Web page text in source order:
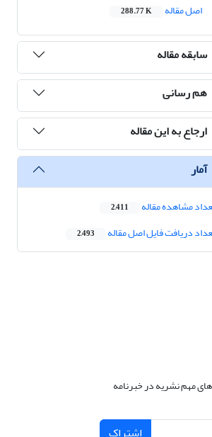
اصل مقاله
288.77 K
سابقه مقاله
هم رسانی
ارجاع به این مقاله
آمار
مشاهده مقاله 2,411
دریافت فایل اصل مقاله 2,493
های مهم نشریه در خبرنامه